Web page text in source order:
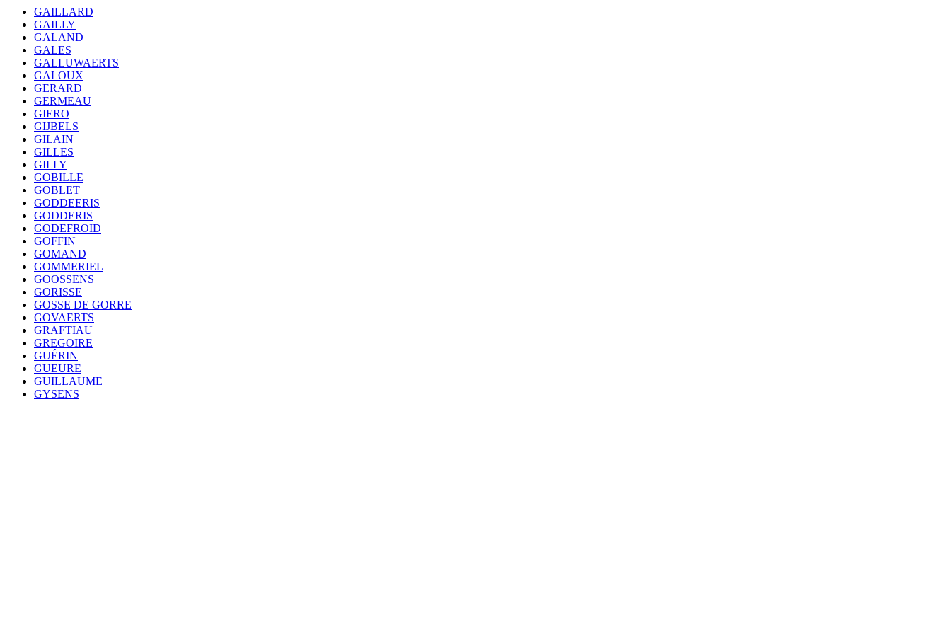
GAILLARD
GAILLY
GALAND
GALES
GALLUWAERTS
GALOUX
GERARD
GERMEAU
GIERO
GIJBELS
GILAIN
GILLES
GILLY
GOBILLE
GOBLET
GODDEERIS
GODDERIS
GODEFROID
GOFFIN
GOMAND
GOMMERIEL
GOOSSENS
GORISSE
GOSSE DE GORRE
GOVAERTS
GRAFTIAU
GREGOIRE
GUÉRIN
GUEURE
GUILLAUME
GYSENS